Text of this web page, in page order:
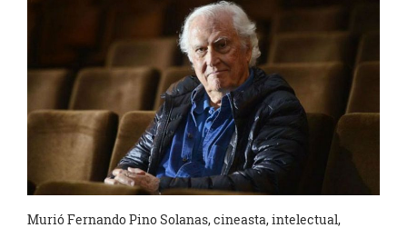
Murió Fernando Pino Solanas, cineasta, intelectual,